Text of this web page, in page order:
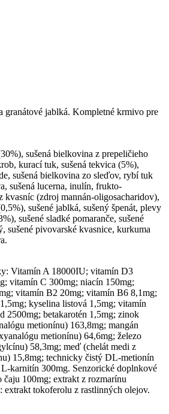
granátové jablká. Kompletné krmivo pre
sušená bielkovina z prepeličieho
kurací tuk, sušená tekvica (5%),
sušená bielkovina zo sleďov, rybí tuk
sušená lucerna, inulín, frukto-
kvasníc (zdroj mannán-oligosacharidov),
sušené jablká, sušený špenát, plevy
sušené sladké pomaranče, sušené
sušené pivovarské kvasnice, kurkuma
Vitamín A 18000IU; vitamín D3
vitamín C 300mg; niacín 150mg;
vitamín B2 20mg; vitamín B6 8,1mg;
kyselina listová 1,5mg; vitamín
2500mg; betakarotén 1,5mg; zinok
metionínu) 163,8mg; mangán
metionínu) 64,6mg; železo
58,3mg; meď (chelát medi z
15,8mg; technicky čistý DL-metionín
karnitín 300mg. Senzorické doplnkové
čaju 100mg; extrakt z rozmarínu
extrakt tokoferolu z rastlinných olejov.